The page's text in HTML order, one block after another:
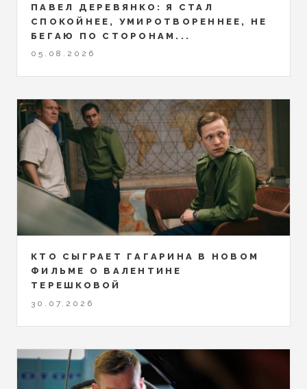
ПАВЕЛ ДЕРЕВЯНКО: Я СТАЛ
СПОКОЙНЕЕ, УМИРОТВОРЕННЕЕ, НЕ
БЕГАЮ ПО СТОРОНАМ...
05.08.2026
КТО СЫГРАЕТ ГАГАРИНА В НОВОМ
ФИЛЬМЕ О ВАЛЕНТИНЕ
ТЕРЕШКОВОЙ
30.07.2026